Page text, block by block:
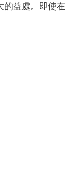
的益處。即使在